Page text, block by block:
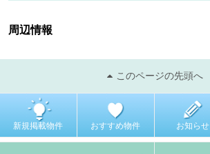
周辺情報
このページの先頭へ
新規掲載物件 おすすめ物件 お知らせ